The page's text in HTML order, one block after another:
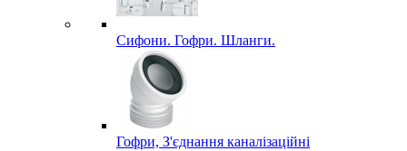
Сифони. Гофри. Шланги.
Гофри, З'єднання каналізаційні